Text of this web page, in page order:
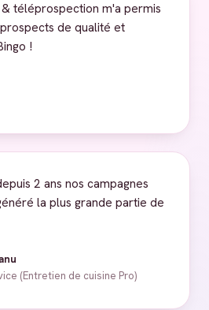
téléprospection m'a permis
de qualité et
!
2 ans nos campagnes
la plus grande partie de
(Entretien de cuisine Pro)